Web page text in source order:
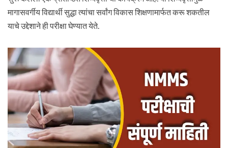
मागासवर्गीय विद्यार्थी सुद्धा त्यांचा सर्वांग विकास शिक्षणामार्फत करू शकतील
याचे उद्देशाने ही परीक्षा घेण्यात येते.